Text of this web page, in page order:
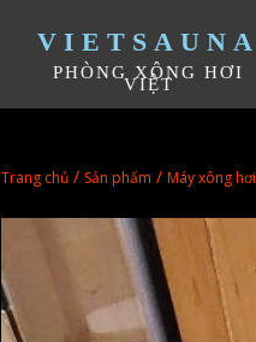
VIETSAUNA
PHÒNG XÔNG HƠI
VIỆT
Trang chủ / Sản phẩm / Máy xông hơi